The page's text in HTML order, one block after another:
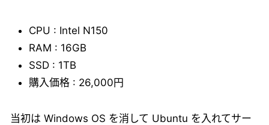
CPU : Intel N150
RAM : 16GB
SSD : 1TB
購入価格 : 26,000円
当初は Windows OS を消して Ubuntu を入れてサー